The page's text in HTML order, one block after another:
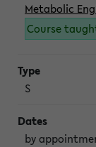
Metabolic
Course
S
by